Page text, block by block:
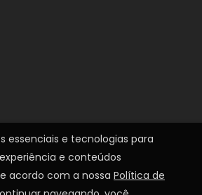
essenciais e tecnologias para
e conteúdos
acordo com a nossa Política de